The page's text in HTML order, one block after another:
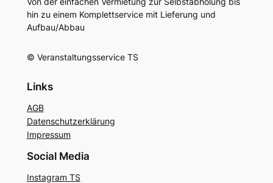
hin zu einem Komplettservice mit Lieferung und
Aufbau/Abbau
© Veranstaltungsservice TS
Links
AGB
Datenschutzerklärung
Impressum
Social Media
Instagram TS